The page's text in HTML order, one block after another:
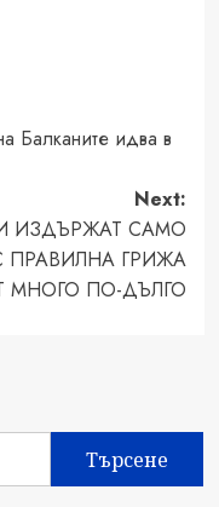
Балканите идва в
Next:
ИЗДЪРЖАТ САМО
ПРАВИЛНА ГРИЖА
МНОГО ПО-ДЪЛГО
Търсене